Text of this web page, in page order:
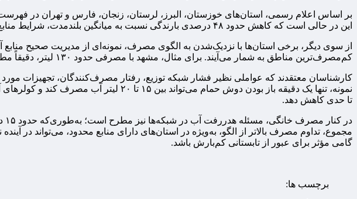
این در حالی است که کاهش حدود ۴۸ درصدی بارندگی نسبت به میانگین بلندمدت، شرایط منابع آبی تهران را با چالش جدی مواجه کرده است.
از سوی دیگر، برخی استان‌ها با نزدیک‌شدن به الگوی مصرف، نمونه‌ای از مدیریت صحیح
کم‌مصرف‌ترین مناطق به شمار می‌آیند. برای مثال، مشهد با مصرفی حدود ۱۳۰ لیتر، دقیقاً مطابق با الگوی ملی حرکت می‌کند.
کارشناسان معتقدند که عواملی نظیر فشار شبکه توزیع، رفتار مصرف‌کنندگان، تجهیزات
تا حدی کاهش دهد.
مجموع، تداوم مصرف بالاتر از الگو، به‌ویژه در استان‌های دارای منابع محدود، می‌تواند در
گامی مؤثر برای عبور از تابستانی کم‌بارش باشد.
برچسب ها: